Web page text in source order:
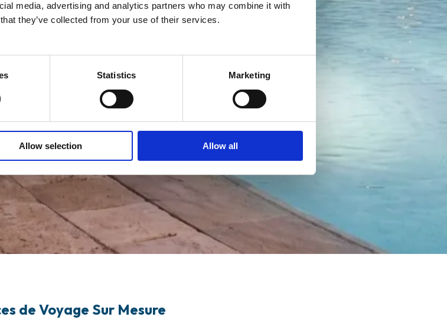
media, advertising and analytics partners who may combine it with
they’ve collected from your use of their services.
Statistics Marketing
Allow selection Allow all
de Voyage Sur Mesure